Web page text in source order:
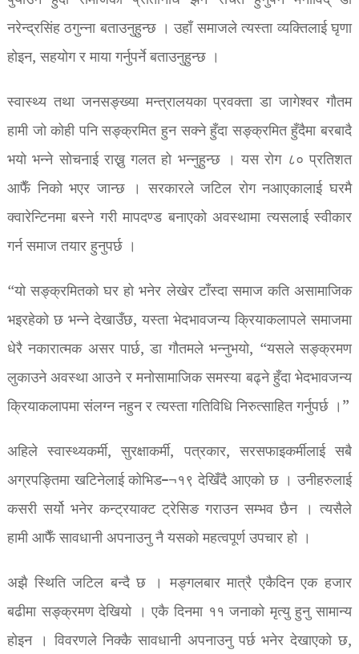
नरेन्द्रसिंह ठगुन्ना बताउनुहुन्छ । उहाँ समाजले त्यस्ता व्यक्तिलाई घृणा
होइन, सहयोग र माया गर्नुपर्ने बताउनुहुन्छ ।
स्वास्थ्य तथा जनसङ्ख्या मन्त्रालयका प्रवक्ता डा जागेश्वर गौतम
हामी जो कोही पनि सङ्क्रमित हुन सक्ने हुँदा सङ्क्रमित हुँदैमा बरबादै
भयो भन्ने सोचनाई राख्नु गलत हो भन्नुहुन्छ । यस रोग ८० प्रतिशत
आफैँ निको भएर जान्छ । सरकारले जटिल रोग नआएकालाई घरमै
क्वारेन्टिनमा बस्ने गरी मापदण्ड बनाएको अवस्थामा त्यसलाई स्वीकार
गर्न समाज तयार हुनुपर्छ ।
“यो सङ्क्रमितको घर हो भनेर लेखेर टाँस्दा समाज कति असामाजिक
भइरहेको छ भन्ने देखाउँछ, यस्ता भेदभावजन्य क्रियाकलापले समाजमा
धेरै नकारात्मक असर पार्छ, डा गौतमले भन्नुभयो, “यसले सङ्क्रमण
लुकाउने अवस्था आउने र मनोसामाजिक समस्या बढ्ने हुँदा भेदभावजन्य
क्रियाकलापमा संलग्न नहुन र त्यस्ता गतिविधि निरुत्साहित गर्नुपर्छ ।”
अहिले स्वास्थ्यकर्मी, सुरक्षाकर्मी, पत्रकार, सरसफाइकर्मीलाई सबै
अग्रपङ्तिमा खटिनेलाई कोभिड–¬१९ देखिँदै आएको छ । उनीहरुलाई
कसरी सर्यो भनेर कन्ट्रयाक्ट ट्रेसिङ गराउन सम्भव छैन । त्यसैले
हामी आफैँ सावधानी अपनाउनु नै यसको महत्वपूर्ण उपचार हो ।
अझै स्थिति जटिल बन्दै छ । मङ्गलबार मात्रै एकैदिन एक हजार
बढीमा सङ्क्रमण देखियो । एकै दिनमा ११ जनाको मृत्यु हुनु सामान्य
होइन । विवरणले निक्कै सावधानी अपनाउनु पर्छ भनेर देखाएको छ,